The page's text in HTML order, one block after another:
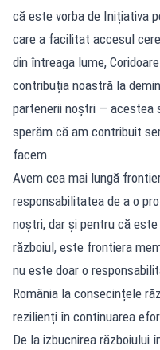
că este vorba de Inițiativa
care a facilitat accesul
din întreaga lume,
contribuția noastră la
partenerii noștri — acestea
sperăm că am contribuit
facem.
Avem cea mai lungă
responsabilitatea de a o
noștri, dar și pentru că
războiul, este frontiera
nu este doar o
România la consecințele
rezilienți în continuarea
De la izbucnirea războiului